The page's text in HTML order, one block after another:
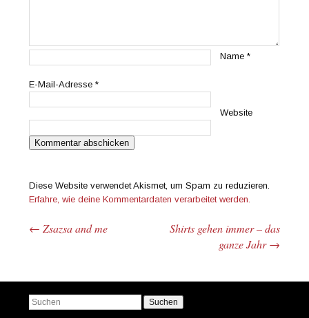
Name*
E-Mail-Adresse*
Website
Diese Website verwendet Akismet, um Spam zu reduzieren.
Erfahre, wie deine Kommentardaten verarbeitet werden.
← Zsazsa and me
Shirts gehen immer – das
ganze Jahr→
Suchen